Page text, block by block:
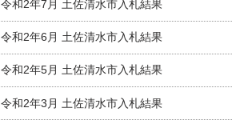
令和2年7月 土佐清水市入札結果
令和2年6月 土佐清水市入札結果
令和2年5月 土佐清水市入札結果
令和2年3月 土佐清水市入札結果